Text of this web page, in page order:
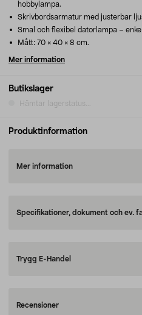
Butikslager
Hämtar lagerstatus...
hobbylampa.
Skrivbordsarmatur med justerbar
Smal och flexibel datorlampa –
Mått: 70 × 40 × 8 cm.
Mer information
Produktinformation
Mer information
Specifikationer, dokument och ev.
Trygg E-Handel
Recensioner